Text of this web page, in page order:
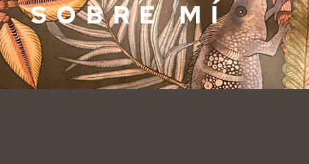
SOBRE MÍ